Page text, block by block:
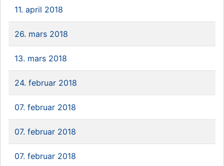
11. april 2018
26. mars 2018
13. mars 2018
24. februar 2018
07. februar 2018
07. februar 2018
07. februar 2018